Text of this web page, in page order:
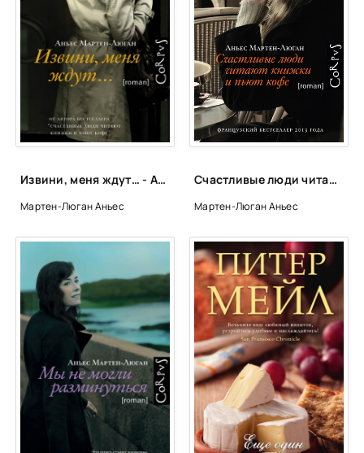
Извини, меня ждут… - Аньес Мартен-Люган
Мартен-Люган Аньес
Счастливые люди читают книжки и пьют кофе - Мартен-Люган Аньес
Мартен-Люган Аньес